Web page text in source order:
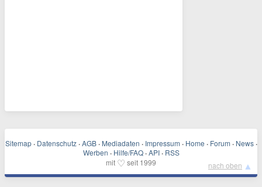
Sitemap · Datenschutz · AGB · Mediadaten · Impressum · Home · Forum · News ·
Werben · Hilfe/FAQ · API · RSS
mit ♡ seit 1999 nach oben ▲